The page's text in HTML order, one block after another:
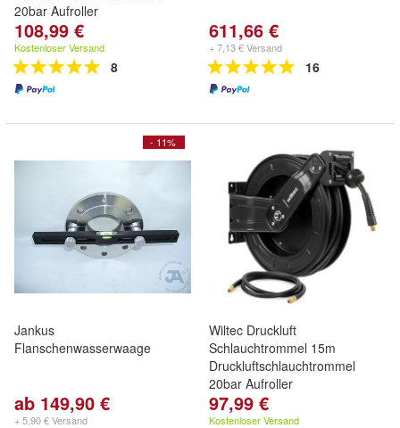
20bar Aufroller
108,99 €
Kostenloser Versand
8
611,66 €
+ 7,13 € Versand
16
- 11%
Jankus
Flanschenwasserwaage
ab 149,90 €
+ 5,90 € Versand
Wiltec Druckluft
Schlauchtrommel 15m
Druckluftschlauchtrommel
20bar Aufroller
97,99 €
Kostenloser Versand